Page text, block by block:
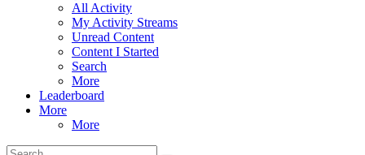
All Activity
My Activity Streams
Unread Content
Content I Started
Search
More
Leaderboard
More
More